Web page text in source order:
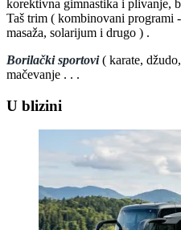
korektivna gimnastika i plivanje,
Taš trim ( kombinovani programi
masaža, solarijum i drugo ) .
Borilački sportovi( karate,
mačevanje . . .
U blizini